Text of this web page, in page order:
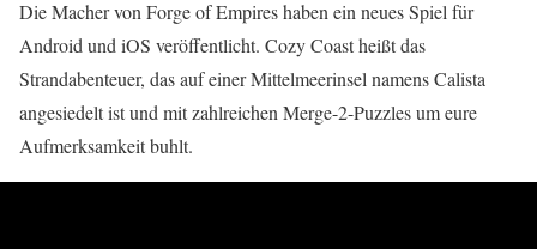
Die Macher von Forge of Empires haben ein neues Spiel für
Android und iOS veröffentlicht. Cozy Coast heißt das
Strandabenteuer, das auf einer Mittelmeerinsel namens Calista
angesiedelt ist und mit zahlreichen Merge-2-Puzzles um eure
Aufmerksamkeit buhlt.